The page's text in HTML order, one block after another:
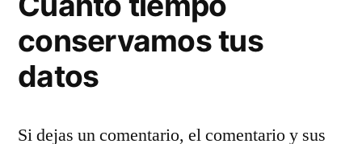
conservamos tus
datos
Si dejas un comentario, el comentario y sus